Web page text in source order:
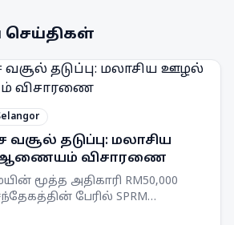
செய்திகள்
தடுப்பு: மலாசிய
ஆணையம் விசாரணை
மூத்த அதிகாரி RM50,000
பேரில் SPRM